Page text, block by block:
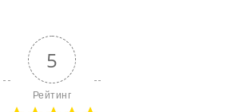
5
Рейтинг